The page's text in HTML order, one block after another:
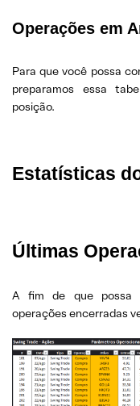
Operações em
Para que você possa
preparamos essa
posição.
Estatísticas
Últimas
A fim de que possa
operações encerradas